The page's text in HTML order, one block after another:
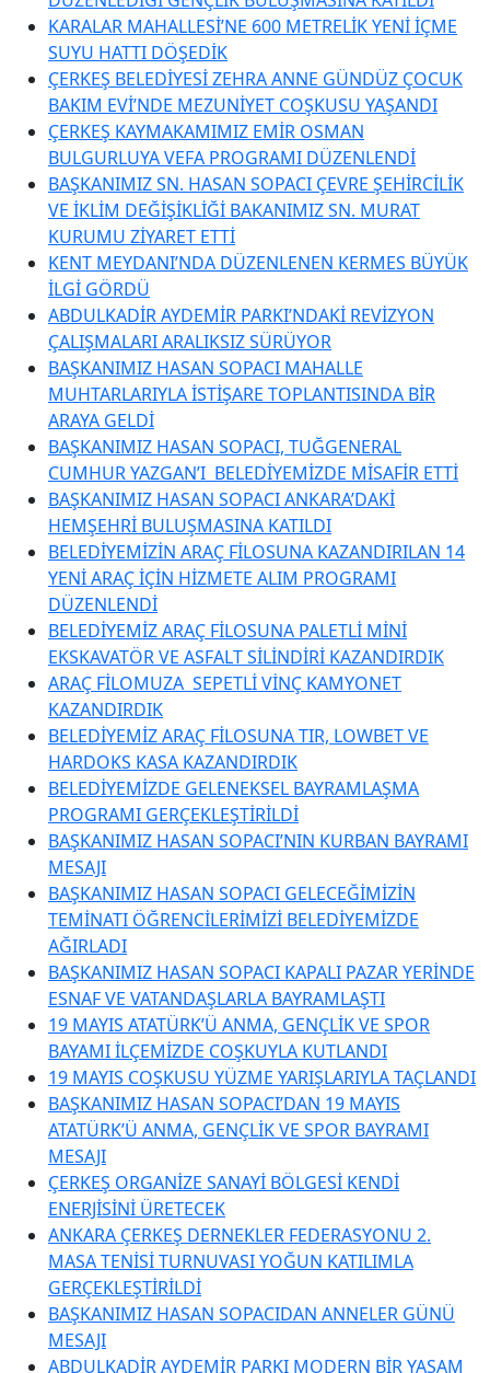
KARALAR MAHALLESİ’NE 600 METRELİK YENİ İÇME
SUYU HATTI DÖŞEDİK
ÇERKEŞ BELEDİYESİ ZEHRA ANNE GÜNDÜZ ÇOCUK
BAKIM EVİ’NDE MEZUNİYET COŞKUSU YAŞANDI
ÇERKEŞ KAYMAKAMIMIZ EMİR OSMAN
BULGURLUYA VEFA PROGRAMI DÜZENLENDİ
BAŞKANIMIZ SN. HASAN SOPACI ÇEVRE ŞEHİRCİLİK
VE İKLİM DEĞİŞİKLİĞİ BAKANIMIZ SN. MURAT
KURUMU ZİYARET ETTİ
KENT MEYDANI’NDA DÜZENLENEN KERMES BÜYÜK
İLGİ GÖRDÜ
ABDULKADİR AYDEMİR PARKI’NDAKİ REVİZYON
ÇALIŞMALARI ARALIKSIZ SÜRÜYOR
BAŞKANIMIZ HASAN SOPACI MAHALLE
MUHTARLARIYLA İSTİŞARE TOPLANTISINDA BİR
ARAYA GELDİ
BAŞKANIMIZ HASAN SOPACI, TUĞGENERAL
CUMHUR YAZGAN’I BELEDİYEMİZDE MİSAFİR ETTİ
BAŞKANIMIZ HASAN SOPACI ANKARA’DAKİ
HEMŞEHRİ BULUŞMASINA KATILDI
BELEDİYEMİZİN ARAÇ FİLOSUNA KAZANDIRILAN 14
YENİ ARAÇ İÇİN HİZMETE ALIM PROGRAMI
DÜZENLENDİ
BELEDİYEMİZ ARAÇ FİLOSUNA PALETLİ MİNİ
EKSKAVATÖR VE ASFALT SİLİNDİRİ KAZANDIRDIK
ARAÇ FİLOMUZA SEPETLİ VİNÇ KAMYONET
KAZANDIRDIK
BELEDİYEMİZ ARAÇ FİLOSUNA TIR, LOWBET VE
HARDOKS KASA KAZANDIRDIK
BELEDİYEMİZDE GELENEKSEL BAYRAMLAŞMA
PROGRAMI GERÇEKLEŞTİRİLDİ
BAŞKANIMIZ HASAN SOPACI’NIN KURBAN BAYRAMI
MESAJI
BAŞKANIMIZ HASAN SOPACI GELECEĞİMİZİN
TEMİNATI ÖĞRENCİLERİMİZİ BELEDİYEMİZDE
AĞIRLADI
BAŞKANIMIZ HASAN SOPACI KAPALI PAZAR YERİNDE
ESNAF VE VATANDAŞLARLA BAYRAMLAŞTI
19 MAYIS ATATÜRK’Ü ANMA, GENÇLİK VE SPOR
BAYAMI İLÇEMİZDE COŞKUYLA KUTLANDI
19 MAYIS COŞKUSU YÜZME YARIŞLARIYLA TAÇLANDI
BAŞKANIMIZ HASAN SOPACI’DAN 19 MAYIS
ATATÜRK’Ü ANMA, GENÇLİK VE SPOR BAYRAMI
MESAJI
ÇERKEŞ ORGANİZE SANAYİ BÖLGESİ KENDİ
ENERJİSİNİ ÜRETECEK
ANKARA ÇERKEŞ DERNEKLER FEDERASYONU 2.
MASA TENİSİ TURNUVASI YOĞUN KATILIMLA
GERÇEKLEŞTİRİLDİ
BAŞKANIMIZ HASAN SOPACIDAN ANNELER GÜNÜ
MESAJI
ABDULKADİR AYDEMİR PARKI MODERN BİR YAŞAM